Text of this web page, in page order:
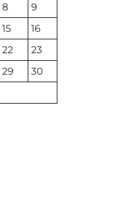
8
9
15
16
22
23
29
30